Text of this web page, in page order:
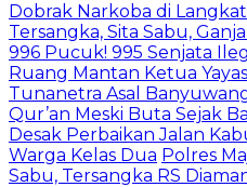
Dobrak Narkoba di
Tersangka, Sita Sabu,
996 Pucuk! 995 Senjata
Ruang Mantan Ketua
Tunanetra Asal
Qur’an Meski Buta Sejak
Desak Perbaikan Jalan
Warga Kelas Dua Polres
Sabu, Tersangka RS